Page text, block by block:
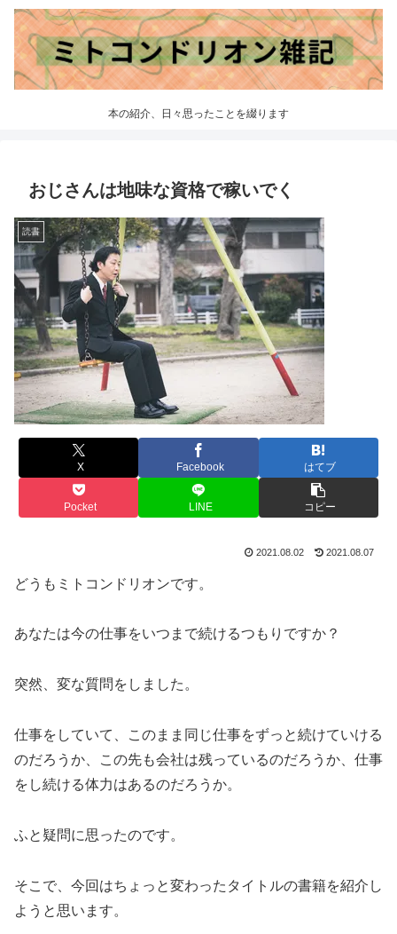
本の紹介、日々思ったことを綴ります
おじさんは地味な資格で稼いでく
読書
X Facebook はてブ
Pocket LINE コピー
2021.08.02 2021.08.07
どうもミトコンドリオンです。
あなたは今の仕事をいつまで続けるつもりですか？
突然、変な質問をしました。
仕事をしていて、このまま同じ仕事をずっと続けていける
のだろうか、この先も会社は残っているのだろうか、仕事
をし続ける体力はあるのだろうか。
ふと疑問に思ったのです。
そこで、今回はちょっと変わったタイトルの書籍を紹介し
ようと思います。